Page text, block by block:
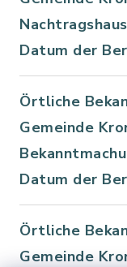
Datum der
Örtliche
Gemeinde
Datum der
Örtliche
Gemeinde